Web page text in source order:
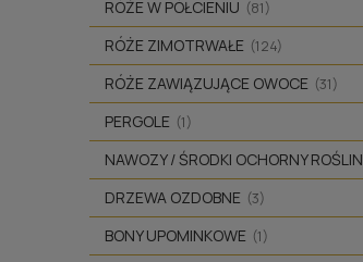
RÓŻE W PÓŁCIENIU (81)
RÓŻE ZIMOTRWAŁE (124)
RÓŻE ZAWIĄZUJĄCE OWOCE (31)
PERGOLE (1)
NAWOZY / ŚRODKI OCHORNY ROŚLIN
DRZEWA OZDOBNE (3)
BONY UPOMINKOWE (1)